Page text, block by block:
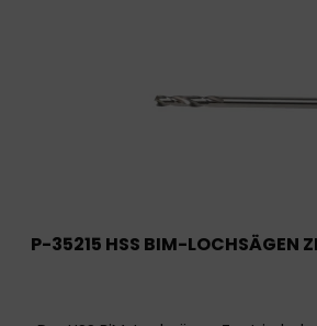
P-35215 HSS BIM-LOCHSÄGEN